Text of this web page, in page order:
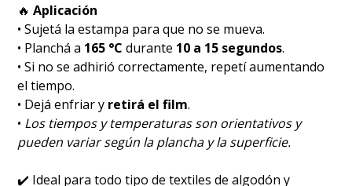
🔥 Aplicación
• Sujetá la estampa para que no se mueva.
• Planchá a 165 °C durante 10 a 15 segundos.
• Si no se adhirió correctamente, repetí aumentando
el tiempo.
• Dejá enfriar y retirá el film.
• Los tiempos y temperaturas son orientativos y
pueden variar según la plancha y la superficie.
✔️ Ideal para todo tipo de textiles de algodón y